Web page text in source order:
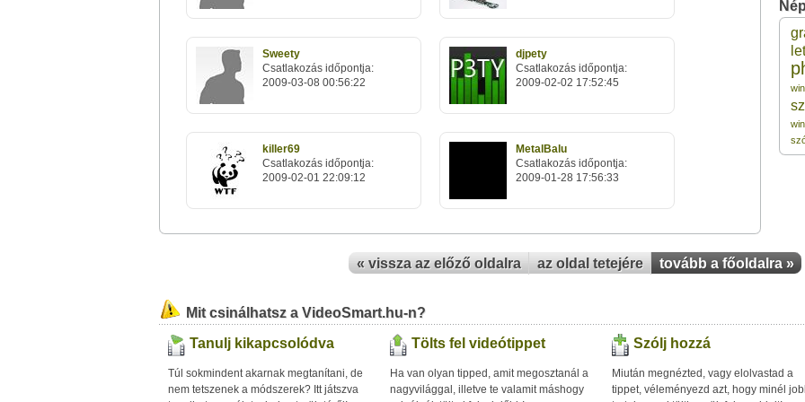
Sweety
Csatlakozás időpontja:
2009-03-08 00:56:22
djpety
Csatlakozás időpontja:
2009-02-02 17:52:45
killer69
Csatlakozás időpontja:
2009-02-01 22:09:12
MetalBalu
Csatlakozás időpontja:
2009-01-28 17:56:33
« vissza az előző oldalra az oldal tetejére tovább a főoldalra »
Mit csinálhatsz a VideoSmart.hu-n?
Tanulj kikapcsolódva
Túl sokmindent akarnak megtanítani, de
nem tetszenek a módszerek? Itt játszva
Tölts fel videótippet
Ha van olyan tipped, amit megosztanál a
nagyvilággal, illetve te valamit máshogy
Szólj hozzá
Miután megnézted, vagy elolvastad a
tippet, véleményezd azt, hogy minél